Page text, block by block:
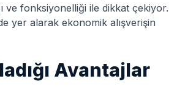
ve fonksiyonelliği ile dikkat çekiyor.
yer alarak ekonomik alışverişin
Avantajlar